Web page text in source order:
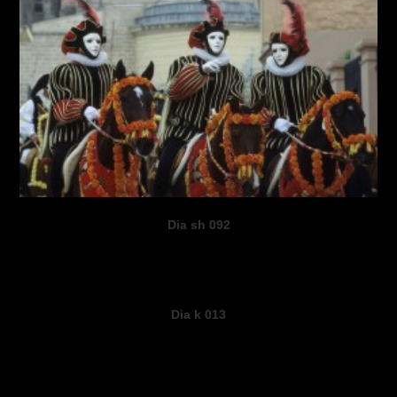
Dia sh 092
Dia k 013